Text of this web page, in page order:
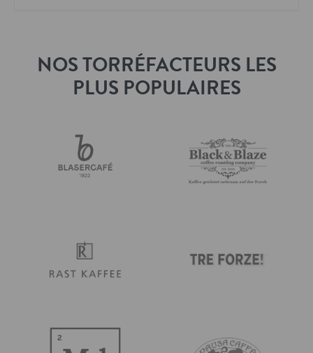
NOS TORRÉFACTEURS LES
PLUS POPULAIRES